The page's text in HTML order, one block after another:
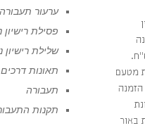
מסוג קנס של 1,000 ש"ח.
זו יש 10 נקודות מטעם
אף הזמנה
זו. 4.תאונת
באור
ערעור תעבורה
פסילת רישיון
שלילת רישיון
תאונות
תעבורה
תקנות